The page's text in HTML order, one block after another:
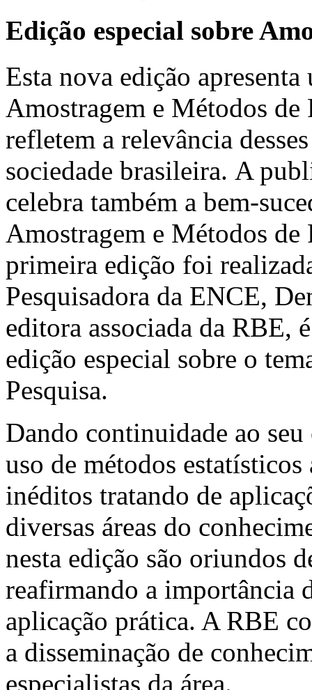
Edição especial sobre
Esta nova edição
Amostragem e Métodos de
refletem a relevância
sociedade brasileira. A
celebra também a bem-
Amostragem e Métodos
primeira edição foi
Pesquisadora da ENCE,
editora associada da RBE,
edição especial sobre o
Pesquisa.
Dando continuidade ao
uso de métodos
inéditos tratando de
diversas áreas do
nesta edição são oriundos
reafirmando a importância
aplicação prática. A RBE
a disseminação de
especialistas da área.